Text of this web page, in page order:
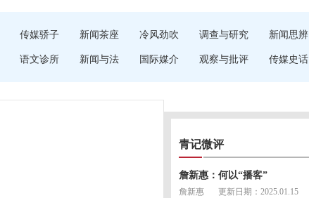
传媒骄子 新闻茶座 冷风劲吹 调查与研究 新闻思辨
语文诊所 新闻与法 国际媒介 观察与批评 传媒史话
青记微评
詹新惠：何以“播客”
詹新惠
更新日期：2025.01.15